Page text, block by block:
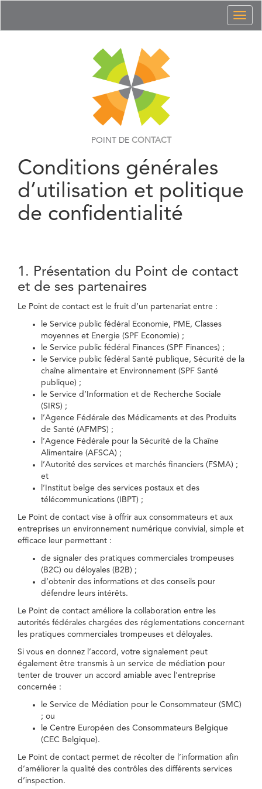
POINT DE CONTACT
Conditions générales
d’utilisation et politique
de confidentialité
1. Présentation du Point de contact
et de ses partenaires
Le Point de contact est le fruit d’un partenariat entre :
le Service public fédéral Economie, PME, Classes
moyennes et Energie (SPF Economie) ;
le Service public fédéral Finances (SPF Finances) ;
le Service public fédéral Santé publique, Sécurité de la
chaîne alimentaire et Environnement (SPF Santé
publique) ;
le Service d’Information et de Recherche Sociale
(SIRS) ;
l’Agence Fédérale des Médicaments et des Produits
de Santé (AFMPS) ;
l’Agence Fédérale pour la Sécurité de la Chaîne
Alimentaire (AFSCA) ;
l’Autorité des services et marchés financiers (FSMA) ;
et
l’Institut belge des services postaux et des
télécommunications (IBPT) ;
Le Point de contact vise à offrir aux consommateurs et aux
entreprises un environnement numérique convivial, simple et
efficace leur permettant :
de signaler des pratiques commerciales trompeuses
(B2C) ou déloyales (B2B) ;
d’obtenir des informations et des conseils pour
défendre leurs intérêts.
Le Point de contact améliore la collaboration entre les
autorités fédérales chargées des réglementations concernant
les pratiques commerciales trompeuses et déloyales.
Si vous en donnez l’accord, votre signalement peut
également être transmis à un service de médiation pour
tenter de trouver un accord amiable avec l'entreprise
concernée :
le Service de Médiation pour le Consommateur (SMC)
; ou
le Centre Européen des Consommateurs Belgique
(CEC Belgique).
Le Point de contact permet de récolter de l’information afin
d’améliorer la qualité des contrôles des différents services
d’inspection.